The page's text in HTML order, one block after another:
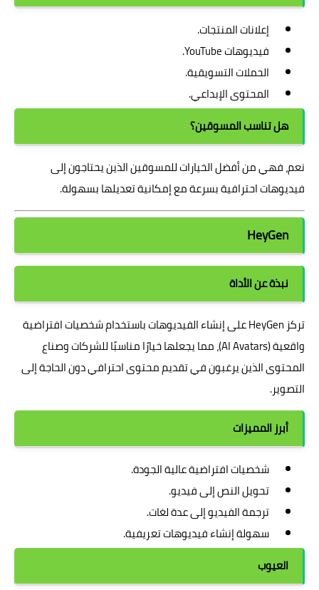
إعلانات المنتجات.
فيديوهات YouTube.
الحملات التسويقية.
المحتوى الإبداعي.
هل تناسب المسوقين؟
نعم، فهي من أفضل الخيارات للمسوقين الذين يحتاجون إلى
فيديوهات احترافية بسرعة مع إمكانية تعديلها بسهولة.
HeyGen
نبذة عن الأداة
تركز HeyGen على إنشاء الفيديوهات باستخدام شخصيات افتراضية
واقعية (AI Avatars)، مما يجعلها خيارًا مناسبًا للشركات وصناع
المحتوى الذين يرغبون في تقديم محتوى احترافي دون الحاجة إلى
التصوير.
أبرز المميزات
شخصيات افتراضية عالية الجودة.
تحويل النص إلى فيديو.
ترجمة الفيديو إلى عدة لغات.
سهولة إنشاء فيديوهات تعريفية.
العيوب